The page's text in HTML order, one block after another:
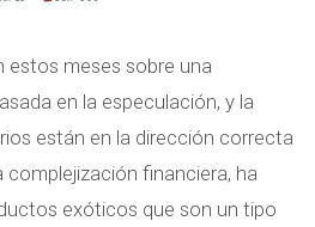
estos meses sobre una
en la especulación, y la
están en la dirección correcta
complejización financiera, ha
exóticos que son un tipo